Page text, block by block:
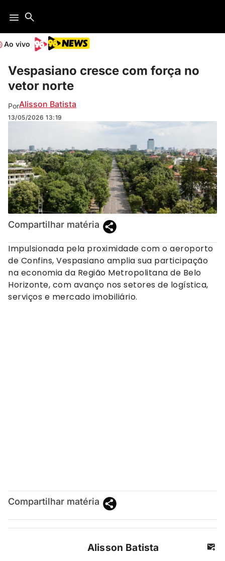
Ao vivo
Vespasiano cresce com força no
vetor norte
PorAlisson Batista
13/05/2026 13:19
Compartilhar matéria
Impulsionada pela proximidade com o aeroporto
de Confins, Vespasiano amplia sua participação
na economia da Região Metropolitana de Belo
Horizonte, com avanço nos setores de logística,
serviços e mercado imobiliário.
Compartilhar matéria
Alisson Batista